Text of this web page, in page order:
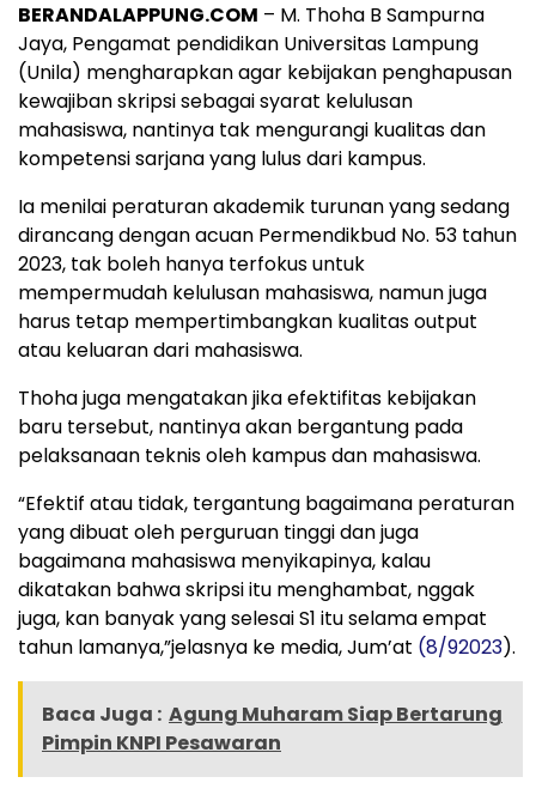
BERANDALAPPUNG.COM – M. Thoha B Sampurna
Jaya, Pengamat pendidikan Universitas Lampung
(Unila) mengharapkan agar kebijakan penghapusan
kewajiban skripsi sebagai syarat kelulusan
mahasiswa, nantinya tak mengurangi kualitas dan
kompetensi sarjana yang lulus dari kampus.
Ia menilai peraturan akademik turunan yang sedang
dirancang dengan acuan Permendikbud No. 53 tahun
2023, tak boleh hanya terfokus untuk
mempermudah kelulusan mahasiswa, namun juga
harus tetap mempertimbangkan kualitas output
atau keluaran dari mahasiswa.
Thoha juga mengatakan jika efektifitas kebijakan
baru tersebut, nantinya akan bergantung pada
pelaksanaan teknis oleh kampus dan mahasiswa.
“Efektif atau tidak, tergantung bagaimana peraturan
yang dibuat oleh perguruan tinggi dan juga
bagaimana mahasiswa menyikapinya, kalau
dikatakan bahwa skripsi itu menghambat, nggak
juga, kan banyak yang selesai S1 itu selama empat
tahun lamanya,”jelasnya ke media, Jum’at (8/92023).
Baca Juga : Agung Muharam Siap Bertarung
Pimpin KNPI Pesawaran